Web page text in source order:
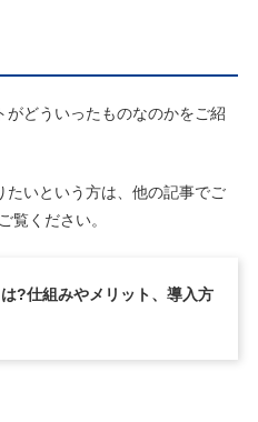
がどういったものなのかをご紹
たいという方は、他の記事でご
覧ください。
?仕組みやメリット、導入方